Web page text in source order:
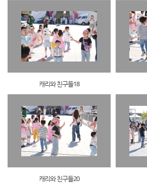
캐리와 친구들18
캐리와 친구들20